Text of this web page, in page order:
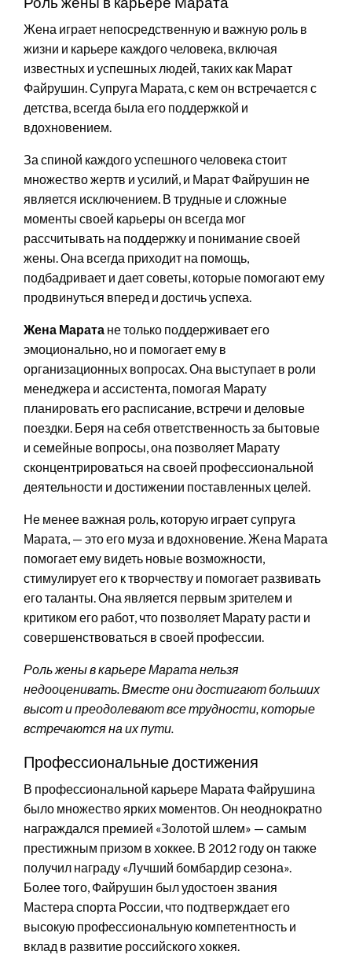
Жена играет непосредственную и важную роль в
жизни и карьере каждого человека, включая
известных и успешных людей, таких как Марат
Файрушин. Супруга Марата, с кем он встречается с
детства, всегда была его поддержкой и
вдохновением.
За спиной каждого успешного человека стоит
множество жертв и усилий, и Марат Файрушин не
является исключением. В трудные и сложные
моменты своей карьеры он всегда мог
рассчитывать на поддержку и понимание своей
жены. Она всегда приходит на помощь,
подбадривает и дает советы, которые помогают ему
продвинуться вперед и достичь успеха.
Жена Марата не только поддерживает его
эмоционально, но и помогает ему в
организационных вопросах. Она выступает в роли
менеджера и ассистента, помогая Марату
планировать его расписание, встречи и деловые
поездки. Беря на себя ответственность за бытовые
и семейные вопросы, она позволяет Марату
сконцентрироваться на своей профессиональной
деятельности и достижении поставленных целей.
Не менее важная роль, которую играет супруга
Марата, — это его муза и вдохновение. Жена Марата
помогает ему видеть новые возможности,
стимулирует его к творчеству и помогает развивать
его таланты. Она является первым зрителем и
критиком его работ, что позволяет Марату расти и
совершенствоваться в своей профессии.
Роль жены в карьере Марата нельзя
недооценивать. Вместе они достигают больших
высот и преодолевают все трудности, которые
встречаются на их пути.
Профессиональные достижения
В профессиональной карьере Марата Файрушина
было множество ярких моментов. Он неоднократно
награждался премией «Золотой шлем» — самым
престижным призом в хоккее. В 2012 году он также
получил награду «Лучший бомбардир сезона».
Более того, Файрушин был удостоен звания
Мастера спорта России, что подтверждает его
высокую профессиональную компетентность и
вклад в развитие российского хоккея.